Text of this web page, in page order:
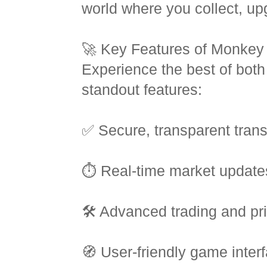
world where you collect,
🚀 Key Features of
Experience the best of
standout features:
✅ Secure, transparent
⏱️ Real-time market
🛠️ Advanced trading and
🧭 User-friendly game